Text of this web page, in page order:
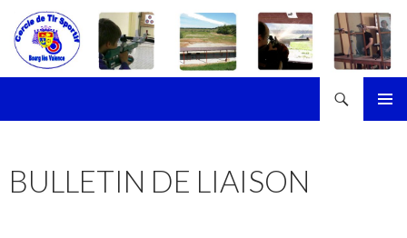
BULLETIN DE LIAISON